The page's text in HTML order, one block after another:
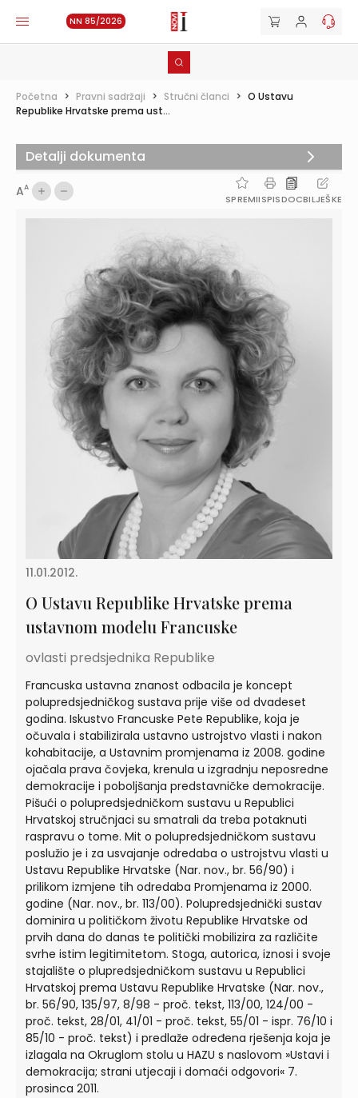
NN 85/2026
Početna > Pravni sadržaji > Stručni članci > O Ustavu
Republike Hrvatske prema ust...
AA
SPREMIISPISDOCBILJEŠKE
11.01.2012.
O Ustavu Republike Hrvatske prema
ustavnom modelu Francuske
ovlasti predsjednika Republike
Francuska ustavna znanost odbacila je koncept
polupredsjedničkog sustava prije više od dvadeset
godina. Iskustvo Francuske Pete Republike, koja je
očuvala i stabilizirala ustavno ustrojstvo vlasti i nakon
kohabitacije, a Ustavnim promjenama iz 2008. godine
ojačala prava čovjeka, krenula u izgradnju neposredne
demokracije i poboljšanja predstavničke demokracije.
Pišući o polupredsjedničkom sustavu u Republici
Hrvatskoj stručnjaci su smatrali da treba potaknuti
raspravu o tome. Mit o polupredsjedničkom sustavu
poslužio je i za usvajanje odredaba o ustrojstvu vlasti u
Ustavu Republike Hrvatske (Nar. nov., br. 56/90) i
prilikom izmjene tih odredaba Promjenama iz 2000.
godine (Nar. nov., br. 113/00). Polupredsjednički sustav
dominira u političkom životu Republike Hrvatske od
prvih dana do danas te politički mobilizira za različite
svrhe istim legitimitetom. Stoga, autorica, iznosi i svoje
stajalište o plupredsjedničkom sustavu u Republici
Hrvatskoj prema Ustavu Republike Hrvatske (Nar. nov.,
br. 56/90, 135/97, 8/98 - proč. tekst, 113/00, 124/00 -
proč. tekst, 28/01, 41/01 - proč. tekst, 55/01 - ispr. 76/10 i
85/10 - proč. tekst) i predlaže određena rješenja koja je
izlagala na Okruglom stolu u HAZU s naslovom »Ustavi i
demokracija; strani utjecaji i domaći odgovori« 7.
prosinca 2011.
Detalji dokumenta